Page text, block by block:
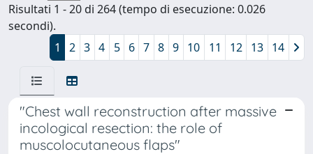
Risultati 1 - 20 di 264 (tempo di esecuzione: 0.026
secondi).
1
2 3 4 5 6 7 8 9 10 11 12 13 14
"Chest wall reconstruction after massive
incological resection: the role of
muscolocutaneous flaps"